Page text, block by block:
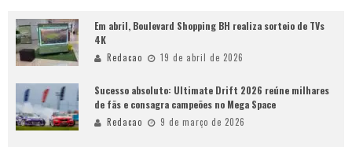
Em abril, Boulevard Shopping BH realiza sorteio de TVs
4K
Redacao 19 de abril de 2026
Sucesso absoluto: Ultimate Drift 2026 reúne milhares
de fãs e consagra campeões no Mega Space
Redacao 9 de março de 2026